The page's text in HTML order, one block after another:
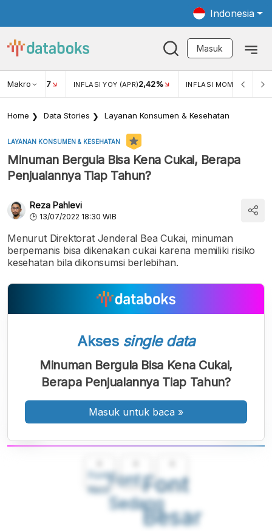
Indonesia
Masuk
Makro
USD/IDR 17 INFLASI YOY (APR)2,42% INFLASI MOM (MAR)
Home Data Stories Layanan Konsumen & Kesehatan
LAYANAN KONSUMEN & KESEHATAN
Minuman Bergula Bisa Kena Cukai, Berapa
Penjualannya Tiap Tahun?
Reza Pahlevi
13/07/2022 18:30 WIB
Menurut Direktorat Jenderal Bea Cukai, minuman
berpemanis bisa dikenakan cukai karena memiliki risiko
kesehatan bila dikonsumsi berlebihan.
Font
Kecil
Font
Sedang
Font
Besar
Akses single data
Minuman Bergula Bisa Kena Cukai,
Berapa Penjualannya Tiap Tahun?
Masuk untuk baca »